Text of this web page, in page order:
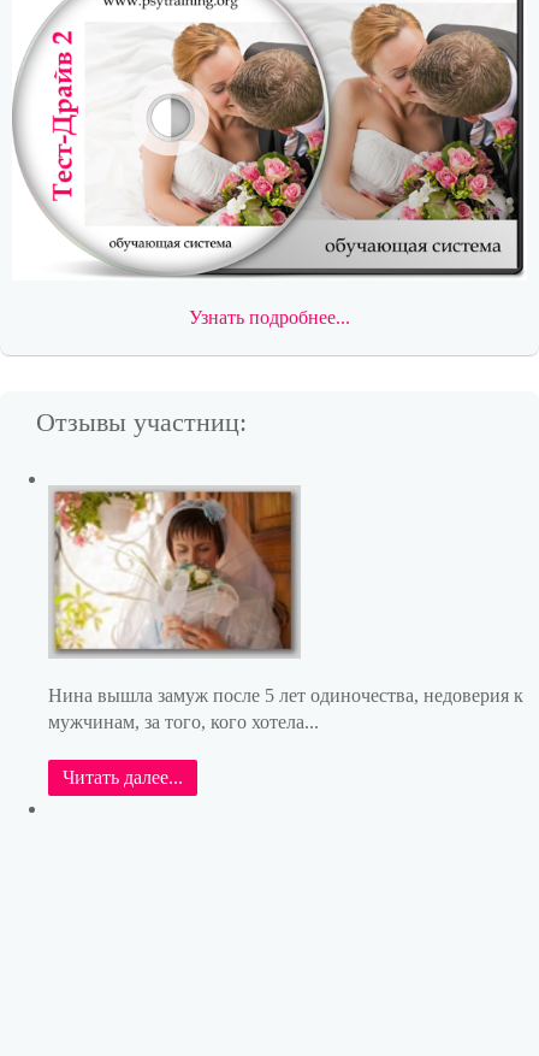
Узнать подробнее...
Отзывы участниц:
Нина вышла замуж после 5 лет одиночества, недоверия к
мужчинам, за того, кого хотела...
Читать далее...